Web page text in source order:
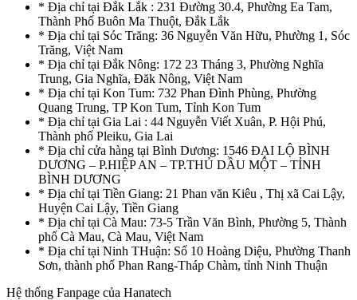
* Địa chỉ tại Đắk Lắk : 231 Đường 30.4, Phường Ea Tam,
Thành Phố Buôn Ma Thuột, Đắk Lắk
* Địa chỉ tại Sóc Trăng: 36 Nguyễn Văn Hữu, Phường 1, Sóc
Trăng, Việt Nam
* Địa chỉ tại Đắk Nông: 172 23 Tháng 3, Phường Nghĩa
Trung, Gia Nghĩa, Đăk Nông, Việt Nam
* Địa chỉ tại Kon Tum: 732 Phan Đình Phùng, Phường
Quang Trung, TP Kon Tum, Tỉnh Kon Tum
* Địa chỉ tại Gia Lai : 44 Nguyễn Viết Xuân, P. Hội Phú,
Thành phố Pleiku, Gia Lai
* Địa chỉ cửa hàng tại Bình Dương: 1546 ĐẠI LỘ BÌNH
DƯƠNG – P.HIỆP AN – TP.THỦ DẦU MỘT – TỈNH
BÌNH DƯƠNG
* Địa chỉ tại Tiền Giang: 21 Phan văn Kiêu , Thị xã Cai Lậy,
Huyện Cai Lậy, Tiền Giang
* Địa chỉ tại Cà Mau: 73-5 Trần Văn Bình, Phường 5, Thành
phố Cà Mau, Cà Mau, Việt Nam
* Địa chỉ tại Ninh THuận: Số 10 Hoàng Diệu, Phường Thanh
Sơn, thành phố Phan Rang-Tháp Chàm, tỉnh Ninh Thuận
Hệ thống Fanpage của Hanatech